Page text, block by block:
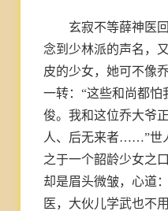
玄寂不等薛神医
念到少林派的声名，
皮的少女，她可不像
一转：“这些和尚都怕
俊。我和这位乔大爷
人、后无来者……”世
之于一个韶龄少女之
却是眉头微皱，心道
医，大伙儿学武也不